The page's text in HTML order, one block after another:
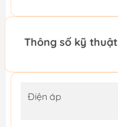
Thông số kỹ thuật
Điện áp